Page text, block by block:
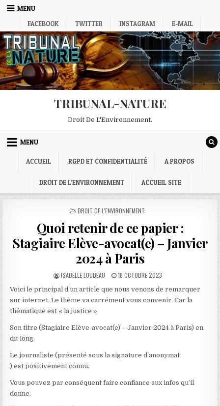
Skip
MENU
FACEBOOK
TWITTER INSTAGRAM E-MAIL
TRIBUNAL-NATURE
Droit De L'Environnement.
MENU
ACCUEIL RGPD ET CONFIDENTIALITÉ A PROPOS
DROIT DE L’ENVIRONNEMENT ACCUEIL SITE
POSTED
DROIT DE L'ENVIRONNEMENT:
Quoi retenir de ce papier :
Stagiaire Elève-avocat(e) – Janvier
2024 à Paris
AUTHOR:
ISABELLE LOUBEAU
PUBLISHED
18 OCTOBRE 2023
Voici le principal d’un article que nous venons de remarquer
sur internet. Le thème va carrément vous convenir. Car la
thématique est « la justice ».
Son titre (Stagiaire Elève-avocat(e) – Janvier 2024 à Paris) en
dit long.
Le journaliste (présenté sous la signature d’anonymat
) est positivement connu.
Vous pouvez par conséquent faire confiance aux infos qu’il
donne.